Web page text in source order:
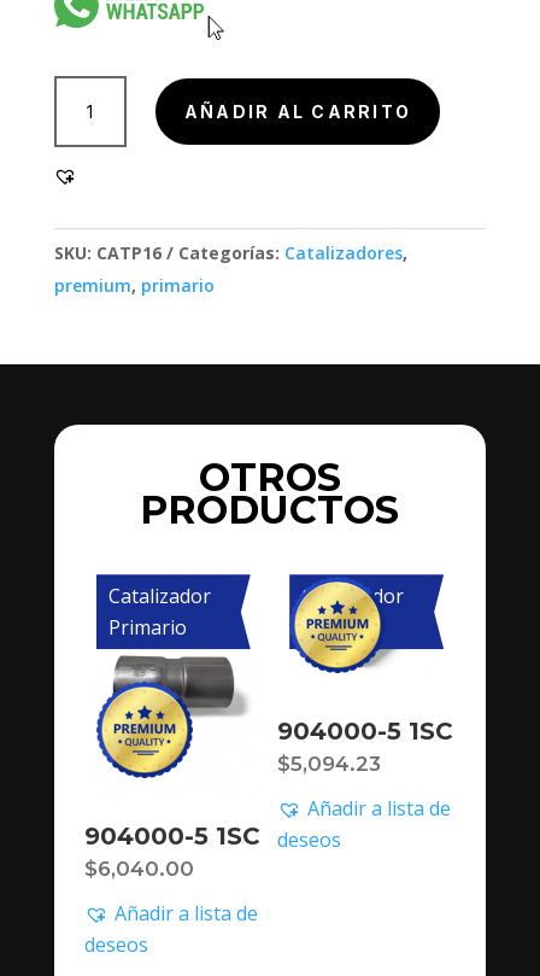
904000-
3
cantidad
AÑADIR AL CARRITO
SKU: CATP16 Categorías: Catalizadores,
premium, primario
OTROS
PRODUCTOS
Catalizador
Primario
904000-5 1SC
$6,040.00
Añadir a lista de
deseos
Catalizador
Primario
904000-5 1SC
$5,094.23
Añadir a lista de
deseos